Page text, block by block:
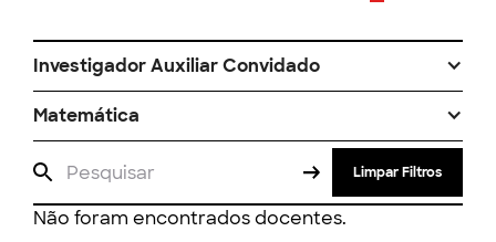
Investigador Auxiliar Convidado
Matemática
Limpar Filtros
Não foram encontrados docentes.